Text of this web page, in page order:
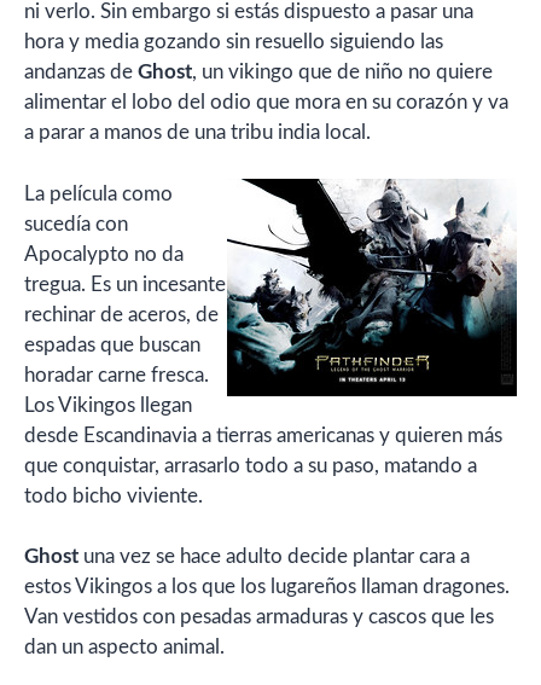
ni verlo. Sin embargo si estás dispuesto a pasar una
hora y media gozando sin resuello siguiendo las
andanzas de Ghost, un vikingo que de niño no quiere
alimentar el lobo del odio que mora en su corazón y va
a parar a manos de una tribu india local.
La película como
sucedía con
Apocalypto no da
tregua. Es un incesante
rechinar de aceros, de
espadas que buscan
horadar carne fresca.
Los Vikingos llegan
desde Escandinavia a tierras americanas y quieren más
que conquistar, arrasarlo todo a su paso, matando a
todo bicho viviente.
Ghost una vez se hace adulto decide plantar cara a
estos Vikingos a los que los lugareños llaman dragones.
Van vestidos con pesadas armaduras y cascos que les
dan un aspecto animal.